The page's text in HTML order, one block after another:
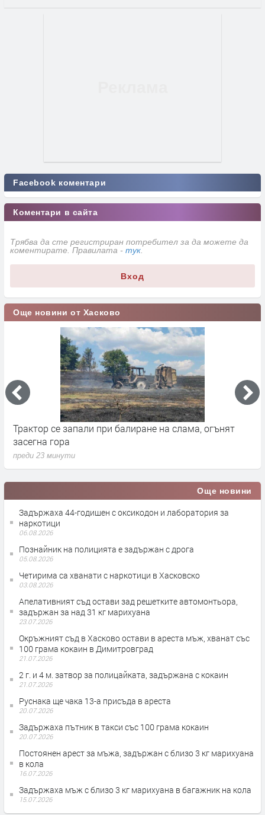
Facebook коментари
Коментари в сайта
Трябва да сте регистриран потребител за да можете да
коментирате. Правилата - тук
Вход
Още новини от Хасково
Трактор се запали при балиране на слама, огънят
засегна гора
преди 23 минути
Още новини
Задържаха 44-годишен с оксикодон и лаборатория за
наркотици
06.08.2026
Познайник на полицията е задържан с дрога
05.08.2026
Четирима са хванати с наркотици в Хасковско
03.08.2026
Апелативният съд остави зад решетките автомонтьора,
задържан за над 31 кг марихуана
23.07.2026
Окръжният съд в Хасково остави в ареста мъж, хванат със
100 грама кокаин в Димитровград
21.07.2026
2 г. и 4 м. затвор за полицайката, задържана с кокаин
21.07.2026
Руснака ще чака 13-а присъда в ареста
20.07.2026
Задържаха пътник в такси със 100 грама кокаин
20.07.2026
Постоянен арест за мъжа, задържан с близо 3 кг марихуана
в кола
16.07.2026
Задържаха мъж с близо 3 кг марихуана в багажник на кола
15.07.2026